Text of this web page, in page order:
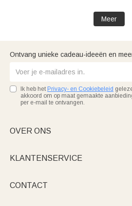
Meer
Ontvang unieke cadeau-ideeën en
Ik heb het Privacy- en Cookiebeleid
akkoord om op maat gemaakte
per e-mail te ontvangen.
OVER ONS
KLANTENSERVICE
CONTACT